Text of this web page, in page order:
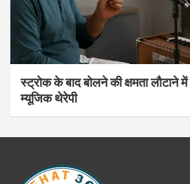
स्ट्रोक के बाद बोलने की क्षमता लौटाने
म्यूजिक थेरेपी